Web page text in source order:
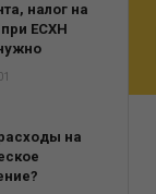
налог на
ЕСХН
на